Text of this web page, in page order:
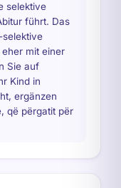
selektive
führt. Das
selektive
eher mit einer
Sie auf
Kind in
ergänzen
që përgatit për